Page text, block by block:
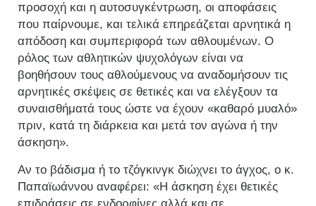
προσοχή και η αυτοσυγκέντρωση, οι αποφάσεις
που παίρνουμε, και τελικά επηρεάζεται αρνητικά η
απόδοση και συμπεριφορά των αθλουμένων. Ο
ρόλος των αθλητικών ψυχολόγων είναι να
βοηθήσουν τους αθλούμενους να αναδομήσουν τις
αρνητικές σκέψεις σε θετικές και να ελέγξουν τα
συναισθήματά τους ώστε να έχουν «καθαρό μυαλό»
πριν, κατά τη διάρκεια και μετά τον αγώνα ή την
άσκηση».
Αν το βάδισμα ή το τζόγκινγκ διώχνει το άγχος, ο κ.
Παπαϊωάννου αναφέρει: «Η άσκηση έχει θετικές